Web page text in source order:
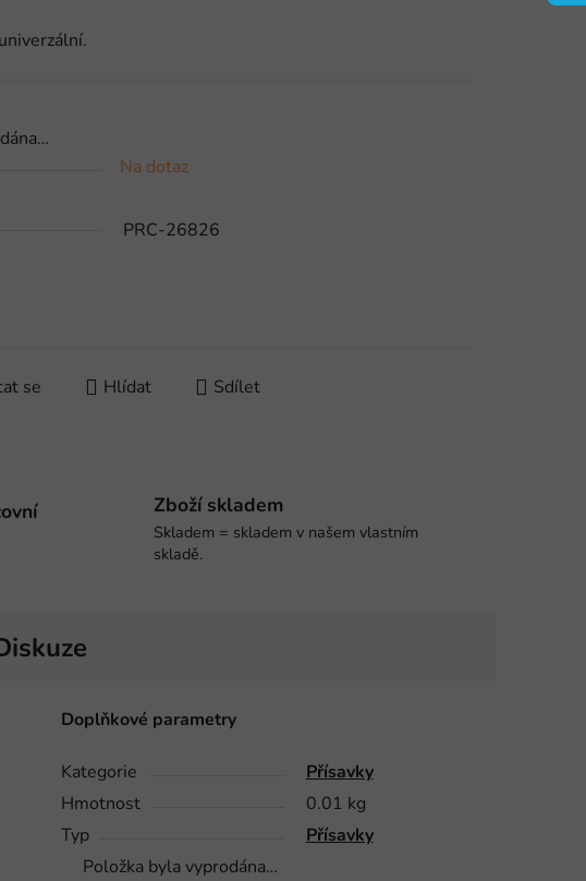
Na dotaz
PRC-26826
se Hlídat Sdílet
Zboží skladem
Skladem = skladem v našem vlastním
skladě.
Doplňkové parametry
Kategorie
Přísavky
Hmotnost
0.01 kg
Typ
Přísavky
Položka byla vyprodána…